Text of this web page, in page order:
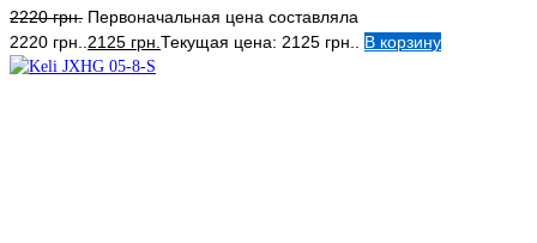
2220грн. Первоначальная цена составляла
2220 грн.. 2125 грн. Текущая цена: 2125 грн.. В корзину